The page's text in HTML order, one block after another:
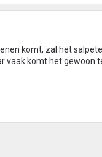
komt, zal het
vaak komt het gewoon